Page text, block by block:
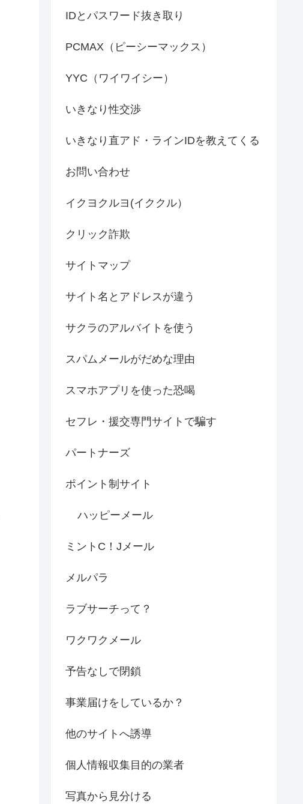
IDとパスワード抜き取り
PCMAX（ピーシーマックス）
YYC（ワイワイシー）
いきなり性交渉
いきなり直アド・ラインIDを教えてくる
お問い合わせ
イクヨクルヨ(イククル）
クリック詐欺
サイトマップ
サイト名とアドレスが違う
サクラのアルバイトを使う
スパムメールがだめな理由
スマホアプリを使った恐喝
セフレ・援交専門サイトで騙す
パートナーズ
ポイント制サイト
ハッピーメール
ミントC！Jメール
メルパラ
ラブサーチって？
ワクワクメール
予告なしで閉鎖
事業届けをしているか？
他のサイトへ誘導
個人情報収集目的の業者
写真から見分ける